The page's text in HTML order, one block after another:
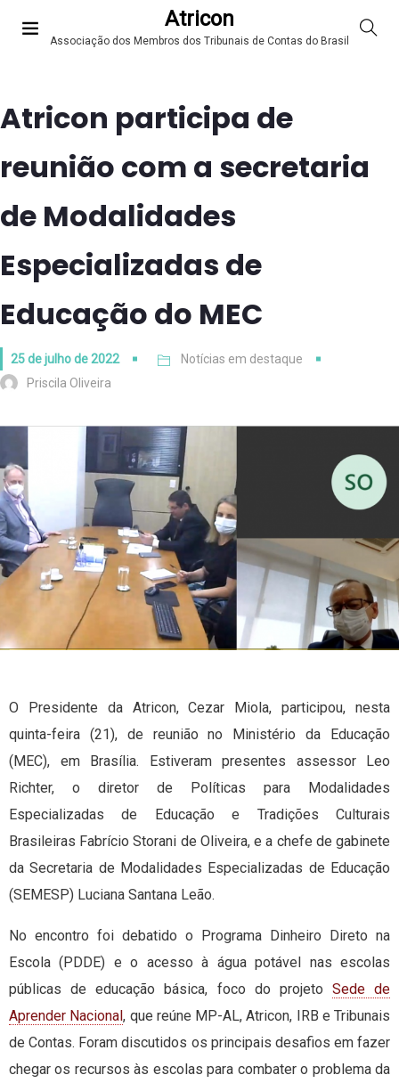
Atricon
Associação dos Membros dos Tribunais de Contas do Brasil
Atricon participa de
reunião com a secretaria
de Modalidades
Especializadas de
Educação do MEC
25 de julho de 2022
Notícias em destaque
Priscila Oliveira
O Presidente da Atricon, Cezar Miola, participou, nesta
quinta-feira (21), de reunião no Ministério da Educação
(MEC), em Brasília. Estiveram presentes assessor Leo
Richter, o diretor de Políticas para Modalidades
Especializadas de Educação e Tradições Culturais
Brasileiras Fabrício Storani de Oliveira, e a chefe de gabinete
da Secretaria de Modalidades Especializadas de Educação
(SEMESP) Luciana Santana Leão.
No encontro foi debatido o Programa Dinheiro Direto na
Escola (PDDE) e o acesso à água potável nas escolas
públicas de educação básica, foco do projeto Sede de
Aprender Nacional, que reúne MP-AL, Atricon, IRB e Tribunais
de Contas. Foram discutidos os principais desafios em fazer
chegar os recursos às escolas para combater o problema da